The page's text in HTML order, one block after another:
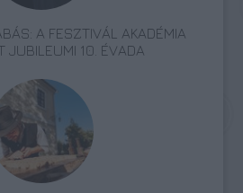
A FESZTIVÁL AKADÉMIA
JUBILEUMI 10. ÉVADA